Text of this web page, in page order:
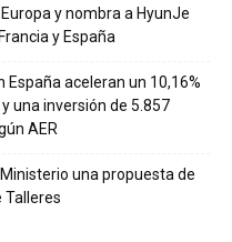
y nombra a HyunJe
y España
aceleran un 10,16%
una inversión de 5.857
AER
una propuesta de
Talleres